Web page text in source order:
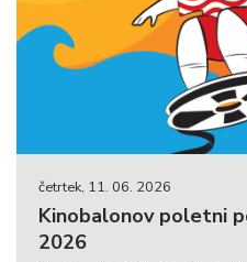
četrtek, 11. 06. 2026
Kinobalonov poletni
2026